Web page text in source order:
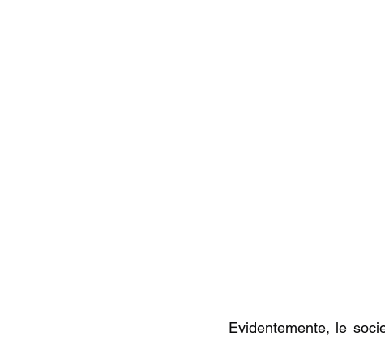
Evidentemente, le